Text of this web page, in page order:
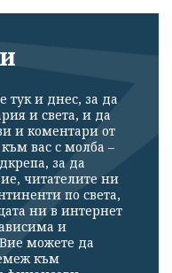
тук и днес, за да
и света, и да
и коментари от
вас с молба –
за да
читателите ни
по света,
ни в интернет
и
можете да
към